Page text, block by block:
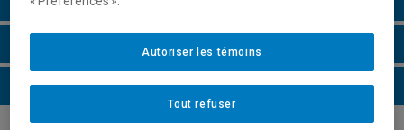
Horaire - Automne 2026
Horaire - Hiver 2027
Tout refuser
Autoriser les témoins